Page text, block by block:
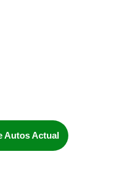
Autos Actual